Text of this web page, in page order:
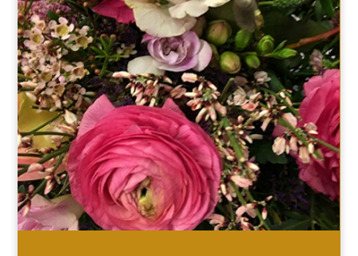
HOCHZEIT